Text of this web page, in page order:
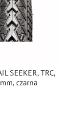
SEEKER, TRC,
czarna